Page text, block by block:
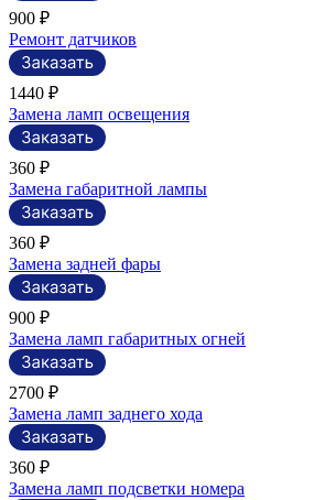
900 ₽
Ремонт датчиков
1440 ₽
Замена ламп освещения
360 ₽
Замена габаритной лампы
360 ₽
Замена задней фары
900 ₽
Замена ламп габаритных огней
2700 ₽
Замена ламп заднего хода
360 ₽
Замена ламп подсветки номера